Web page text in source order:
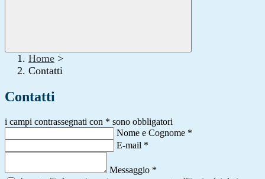
Home >
Contatti
Contatti
i campi contrassegnati con * sono obbligatori
Nome e Cognome *
E-mail *
Messaggio *